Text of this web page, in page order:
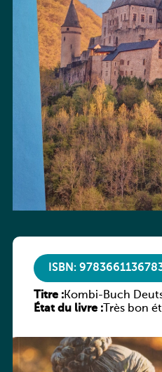
ISBN:
Titre :Kombi-Buch
(Neue Ausgabe
État du livre :Très bon